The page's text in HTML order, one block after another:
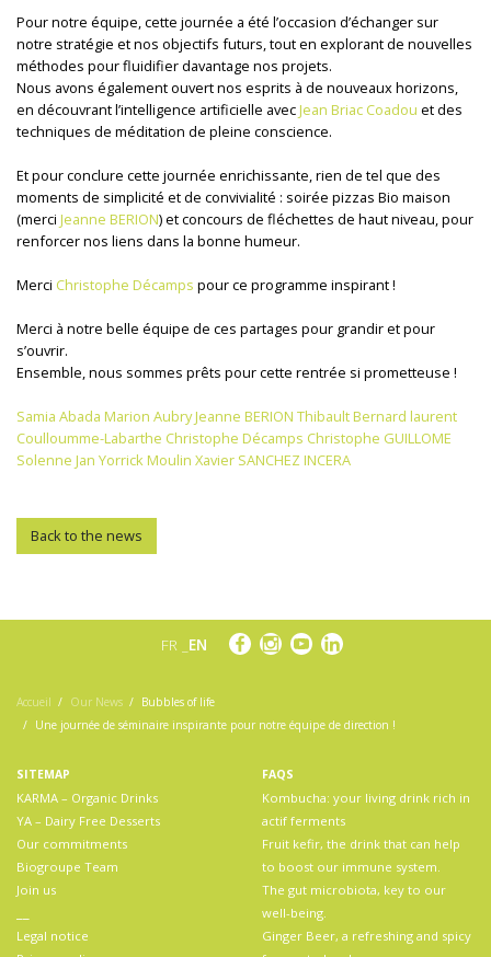
Pour notre équipe, cette journée a été l’occasion d’échanger sur
notre stratégie et nos objectifs futurs, tout en explorant de nouvelles
méthodes pour fluidifier davantage nos projets.
Nous avons également ouvert nos esprits à de nouveaux horizons,
en découvrant l’intelligence artificielle avecJean Briac Coadou et des
techniques de méditation de pleine conscience.
Et pour conclure cette journée enrichissante, rien de tel que des
moments de simplicité et de convivialité : soirée pizzas Bio maison
(merci Jeanne BERION) et concours de fléchettes de haut niveau, pour
renforcer nos liens dans la bonne humeur.
Merci Christophe Décamps pour ce programme inspirant !
Merci à notre belle équipe de ces partages pour grandir et pour
s’ouvrir.
Ensemble, nous sommes prêts pour cette rentrée si prometteuse !
Samia Abada Marion AubryJeanne BERION Thibault Bernard laurent
Coulloumme-Labarthe Christophe Décamps Christophe GUILLOME
Solenne Jan Yorrick Moulin Xavier SANCHEZ INCERA
Back to the news
FR EN
Accueil Our News
Bubbles of life
Une journée de séminaire inspirante pour notre équipe de direction !
SITEMAP
KARMA – Organic Drinks
YA – Dairy Free Desserts
Our commitments
Biogroupe Team
Join us
Legal notice
FAQS
Kombucha: your living drink rich in
actif ferments
Fruit kefir, the drink that can help
to boost our immune system.
The gut microbiota, key to our
well-being.
Ginger Beer, a refreshing and spicy